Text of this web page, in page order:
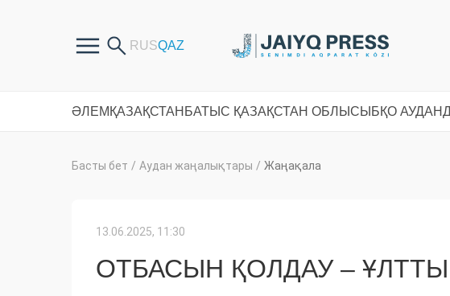
ӘЛЕМ ҚАЗАҚСТАН БАТЫС ҚАЗАҚСТАН ОБЛЫСЫ БҚО
Басты бет / Аудан жаңалықтары / Жаңақала
13.06.2025, 11:30
ОТБАСЫН ҚОЛДАУ –